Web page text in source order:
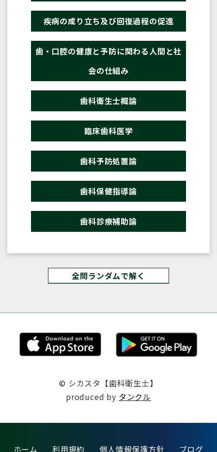
疾病の成り立ち及び回復過程の促進
歯・口腔の健康と予防に関わる人間と社
会の仕組み
歯科衛生士概論
臨床歯科医学
歯科予防処置論
歯科保健指導論
歯科診療補助論
全問ランダムで解く
© シカスタ【歯科衛生士】
produced by タンクル
ホーム 利用規約 個人情報保護方針 ブログ